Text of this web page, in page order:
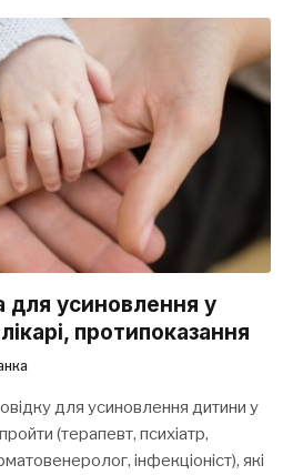
для усиновлення у
протипоказання
для усиновлення дитини у
(терапевт, психіатр,
інфекціоніст), які